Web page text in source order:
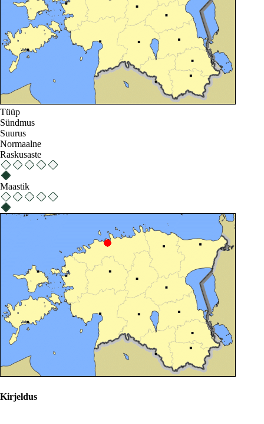
Tüüp
Sündmus
Suurus
Normaalne
Raskusaste
Maastik
Kirjeldus